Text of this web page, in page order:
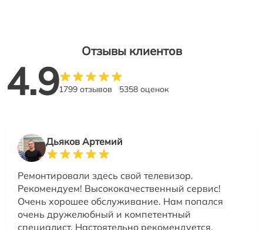
Отзывы клиентов
4.91799 отзывов 5358 оценок
Дьяков Артемий
Ремонтировали здесь свой телевизор.
Рекомендуем! Высококачественный сервис!
Очень хорошее обслуживание. Нам попался
очень дружелюбный и компетентный
специалист. Настоятельно рекомендуется.